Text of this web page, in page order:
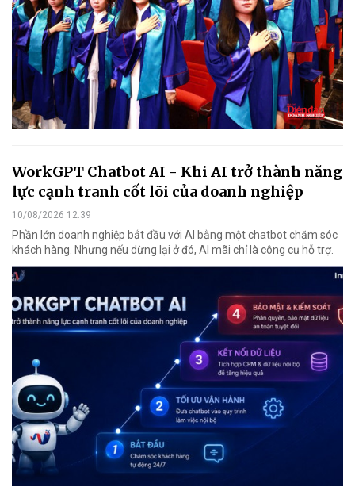
WorkGPT Chatbot AI - Khi AI trở thành năng
lực cạnh tranh cốt lõi của doanh nghiệp
10/08/2026 12:39
Phần lớn doanh nghiệp bắt đầu với AI bằng một chatbot chăm sóc
khách hàng. Nhưng nếu dừng lại ở đó, AI mãi chỉ là công cụ hỗ trợ.